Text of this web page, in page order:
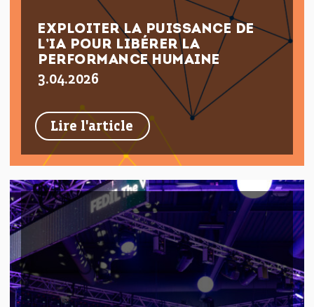
EXPLOITER LA PUISSANCE DE
L’IA POUR LIBÉRER LA
PERFORMANCE HUMAINE
Lire l'article
3.04.2026